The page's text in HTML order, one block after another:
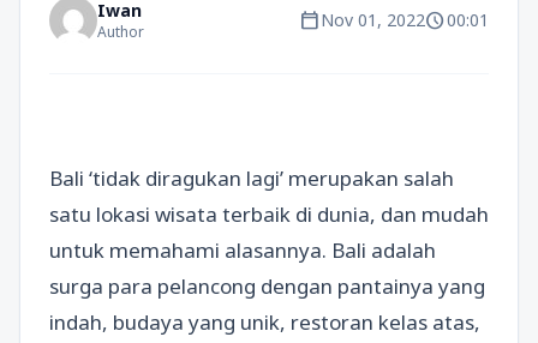
Iwan
Author calendar_todayNov 01, 2022schedule00:01
Bali ‘tidak diragukan lagi’ merupakan salah
satu lokasi wisata terbaik di dunia, dan mudah
untuk memahami alasannya. Bali adalah
surga para pelancong dengan pantainya yang
indah, budaya yang unik, restoran kelas atas,